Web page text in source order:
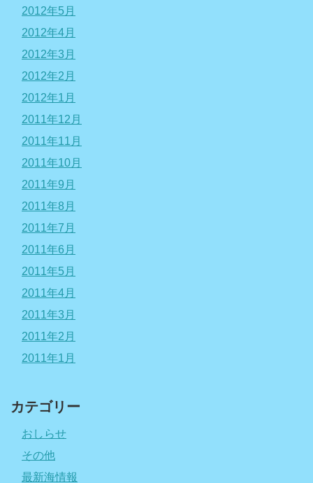
2012年5月
2012年4月
2012年3月
2012年2月
2012年1月
2011年12月
2011年11月
2011年10月
2011年9月
2011年8月
2011年7月
2011年6月
2011年5月
2011年4月
2011年3月
2011年2月
2011年1月
カテゴリー
おしらせ
その他
最新海情報